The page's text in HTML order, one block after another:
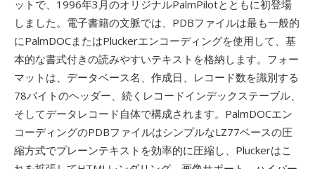
ットで、1996年3月のオリジナルPalmPilotとともに初登場
しました。電子書籍の文脈では、PDBファイルは最も一般的
にPalmDOCまたはPluckerエンコーディングを使用して、基
本的な書式付きの読みやすいテキストを格納します。フォー
マットは、データベース名、作成日、レコード数を識別する
78バイトのヘッダー、続くレコードインデックステーブル、
そしてデータレコード自体で構成されます。PalmDOCエン
コーディングのPDBファイルはシンプルなLZ77ベースの圧
縮方式でプレーンテキストを効率的に圧縮し、Pluckerはこ